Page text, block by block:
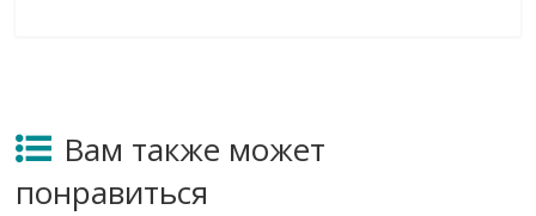
Вам также может
понравиться